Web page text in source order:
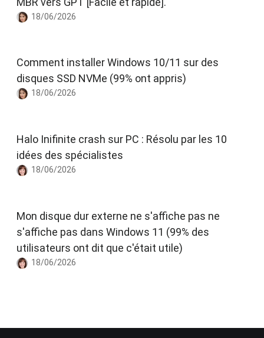
18/06/2026
Comment installer Windows 10/11 sur des
disques SSD NVMe (99% ont appris)
18/06/2026
Halo Inifinite crash sur PC : Résolu par les 10
idées des spécialistes
18/06/2026
Mon disque dur externe ne s'affiche pas ne
s'affiche pas dans Windows 11 (99% des
utilisateurs ont dit que c'était utile)
18/06/2026